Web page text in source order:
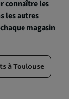
connaître les
les autres
magasin
à Toulouse